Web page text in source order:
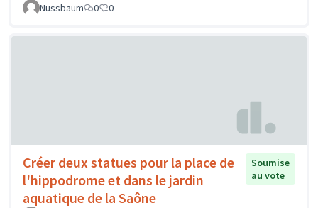
Nussbaum 0 0
Créer deux statues pour la place de
l'hippodrome et dans le jardin
aquatique de la Saône
Soumise
au vote